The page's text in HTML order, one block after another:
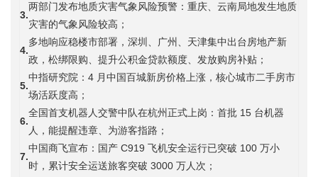
3.
两部门发布地质灾害气象风险预警：重庆、云南局地发生地质
灾害的气象风险较高；
4.
多地响应稳楼市部署，深圳、广州、天津集中出台房地产新
政，松绑限购、提升公积金贷款额度、发放购房补贴；
5.
中指研究院：4 月中国百城新房价格上涨，核心城市二手房市
场活跃度高；
6.
全国首支机器人交警中队在杭州正式上岗：首批 15 台机器
人，能提醒违章、为游客指路；
7.
中国商飞宣布：国产 C919 飞机安全运行已突破 100 万小
时，累计安全运送旅客突破 3000 万人次；